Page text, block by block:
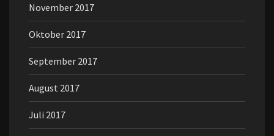
November 2017
Oktober 2017
September 2017
August 2017
Juli 2017